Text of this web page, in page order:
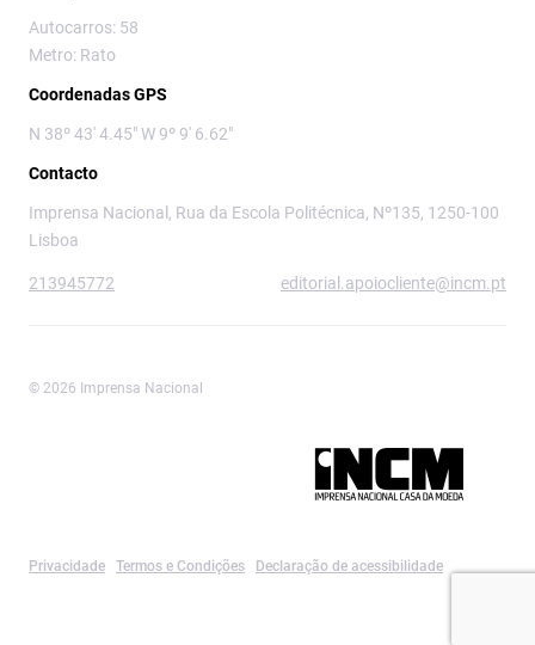
Autocarros: 58
Metro: Rato
Coordenadas GPS
N 38º 43' 4.45" W 9º 9' 6.62"
Contacto
Imprensa Nacional, Rua da Escola Politécnica, Nº135, 1250-100
Lisboa
213945772 editorial.apoiocliente@incm.pt
© 2026 Imprensa Nacional
Privacidade Termos e Condições Declaração de acessibilidade